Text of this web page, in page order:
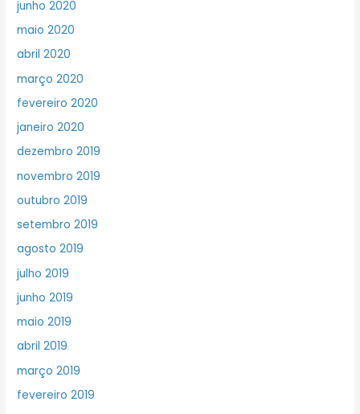
junho 2020
maio 2020
abril 2020
março 2020
fevereiro 2020
janeiro 2020
dezembro 2019
novembro 2019
outubro 2019
setembro 2019
agosto 2019
julho 2019
junho 2019
maio 2019
abril 2019
março 2019
fevereiro 2019